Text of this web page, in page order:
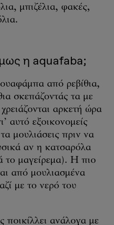
μπιζέλια, φακές,
η aquafaba;
από ρεβίθια,
σκεπάζοντάς τα με
αρκετή ώρα
αυτό εξοικονομείς
μουλιάσεις πριν να
αν η κατσαρόλα
το μαγείρεμα). Η πιο
από μουλιασμένα
με το νερό του
ποικίλλει ανάλογα με